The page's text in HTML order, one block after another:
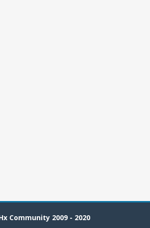
Community 2009 - 2020